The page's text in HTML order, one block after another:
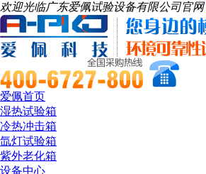
欢迎光临广东爱佩试验设备有限公司官网
爱佩首页
湿热试验箱
冷热冲击箱
氙灯试验箱
紫外老化箱
设备中心